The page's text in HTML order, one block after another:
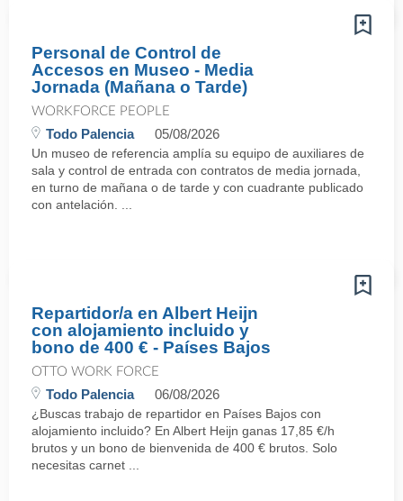
Personal de Control de
Accesos en Museo - Media
Jornada (Mañana o Tarde)
WORKFORCE PEOPLE
Todo Palencia 05/08/2026
Un museo de referencia amplía su equipo de auxiliares de
sala y control de entrada con contratos de media jornada,
en turno de mañana o de tarde y con cuadrante publicado
con antelación. ...
Repartidor/a en Albert Heijn
con alojamiento incluido y
bono de 400 € - Países Bajos
OTTO WORK FORCE
Todo Palencia 06/08/2026
¿Buscas trabajo de repartidor en Países Bajos con
alojamiento incluido? En Albert Heijn ganas 17,85 €/h
brutos y un bono de bienvenida de 400 € brutos. Solo
necesitas carnet ...